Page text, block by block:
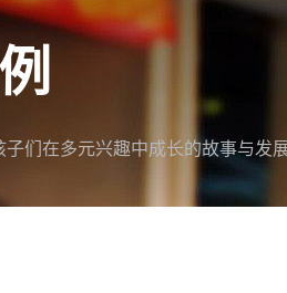
子们在多元兴趣中成长的故事与发